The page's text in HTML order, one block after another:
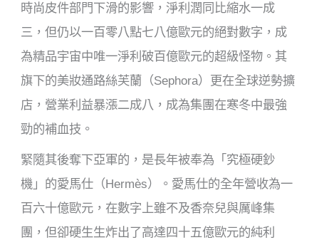
時尚皮件部門下滑的影響，淨利潤同比縮水一成
三，但仍以一百零八點七八億歐元的絕對數字，成
為精品宇宙中唯一淨利破百億歐元的超級怪物。其
旗下的美妝通路絲芙蘭（Sephora）更在全球逆勢擴
店，營業利益暴漲二成八，成為集團在寒冬中最強
勁的補血技。
緊隨其後奪下亞軍的，是長年被奉為「究極硬鈔
機」的愛馬仕（Hermès）。愛馬仕的全年營收為一
百六十億歐元，在數字上雖不及香奈兒與厲峰集
團，但卻硬生生炸出了高達四十五億歐元的純利